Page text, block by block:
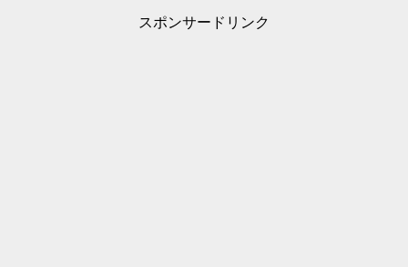
スポンサードリンク